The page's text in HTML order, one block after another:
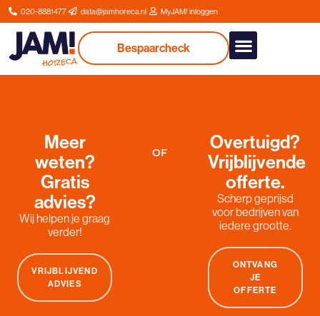
020-8881477 data@jamhoreca.nl MyJAM! inloggen
Bespaarcheck
Meer
weten?
Gratis
advies?
Wij helpen je graag
verder!
VRIJBLIJVEND
ADVIES
OF
Overtuigd?
Vrijblijvende
offerte.
Scherp geprijsd
voor bedrijven van
iedere grootte.
ONTVANG
JE
OFFERTE